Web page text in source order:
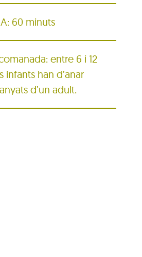
60 minuts
entre 6 i 12
infants han d’anar
d’un adult.